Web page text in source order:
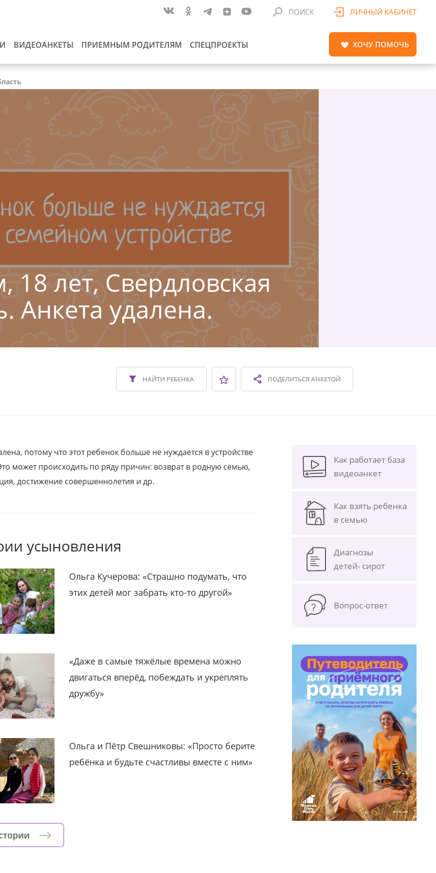
ВИДЕОАНКЕТЫ ПРИЕМНЫМ РОДИТЕЛЯМ СПЕЦПРОЕКТЫ
ПОИСК ЛИЧНЫЙ КАБИНЕТ
ХОЧУ ПОМОЧЬ
18 лет, Свердловская
Анкета удалена.
ПОДЕЛИТЬСЯАНКЕТОЙ
НАЙТИ РЕБЕНКА
потому что этот ребенок больше не нуждается в устройстве
может происходить по ряду причин: возврат в родную семью,
достижение совершеннолетия и др.
усыновления
Ольга Кучерова: «Страшно подумать, что
этих детей мог забрать кто-то другой»
«Даже в самые тяжёлые времена можно
двигаться вперёд, побеждать и укреплять
дружбу»
Ольга и Пётр Свешниковы: «Просто берите
ребёнка и будьте счастливы вместе с ним»
Как работает база
видеоанкет
Как взять ребенка
в семью
Диагнозы
детей- сирот
Вопрос-ответ